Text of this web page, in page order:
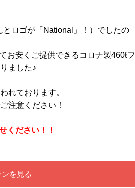
ロゴが「National」！）でしたの
お安くご提供できるコロナ製460ℓフ
ました♪
れております。
注意ください！
ください！！
を見る